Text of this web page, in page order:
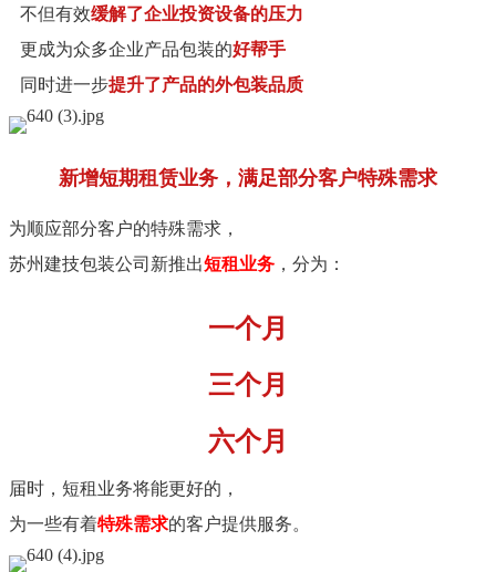
不但有效缓解了企业投资设备的压力
更成为众多企业产品包装的好帮手
同 时进一步提升了产品的外包装品质
新增短期租赁业务 ， 满足部分客户特殊需求
为顺应部分客 户的特殊需求 ，
苏州建技包装公司 新推出短租业务 ， 分为 ：
一个月
三个月
六个月
届时 ， 短租 业务将能更好的 ，
为一些有着特殊需求的客 户提供服务。